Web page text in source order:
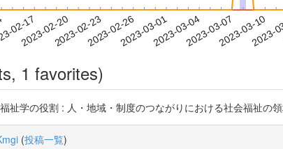
02-17
2023-02-202023-02-232023-02-262023-03-012023-03-042023-03-072023-03-10
2023-
1 favorites)
学の役割 : 人・地域・制度のつながりにおける社会福祉の
(投稿一覧)